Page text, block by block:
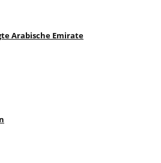
Arabische Emirate